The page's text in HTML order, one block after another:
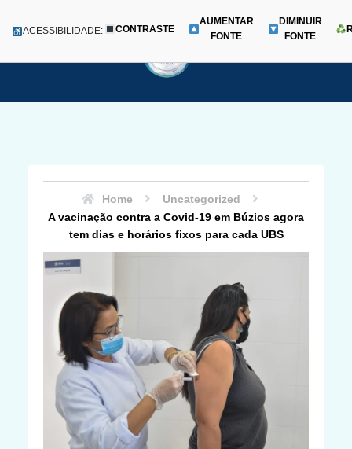
para
Menu
ACESSIBILIDADE: CONTRASTE
AUMENTAR
FONTE
DIMINUIR
FONTE
Home
Uncategorized
A vacinação contra a Covid-19 em Búzios agora
tem dias e horários fixos para cada UBS